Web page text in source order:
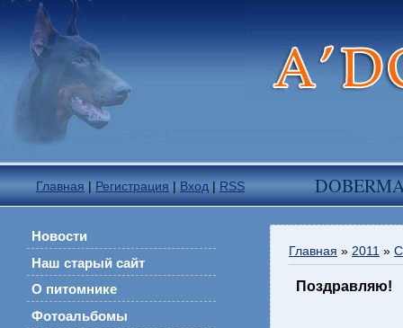
Главная | Регистрация | Вход | RSS
Новости
Наш старый сайт
О питомнике
Фотоальбомы
Главная » 2011 »
Поздравляю!